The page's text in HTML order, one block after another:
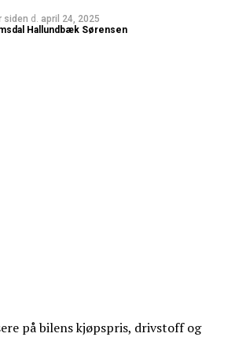
siden d. april 24, 2025
Hallundbæk Sørensen
på bilens kjøpspris, drivstoff og